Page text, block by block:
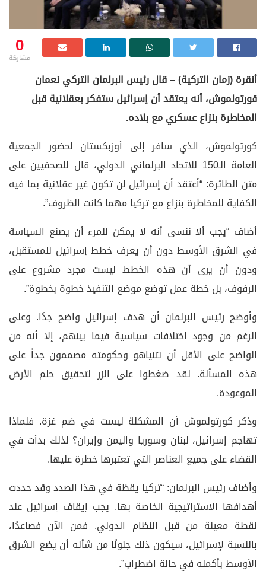
0
مشاركة
أنقرة (زمان التركية) – قال رئيس البرلمان التركي نعمان
قورتولموش، أنه يعتقد أن إسرائيل ستفكر بعقلانية قبل
المخاطرة بنزاع عسكري مع بلاده.
كورتولموش، الذي سافر إلى أوزبكستان لحضور الجمعية
العامة الـ150 للاتحاد البرلماني الدولي، قال للصحفيين على
متن الطائرة: “أعتقد أن إسرائيل لن تكون غير عقلانية بما فيه
الكفاية للمخاطرة بنزاع مع تركيا مهما كانت الظروف”.
أضاف “يجب ألا ننسى أنه لا يمكن للمرء أن يصنع السياسة
في الشرق الأوسط دون أن يعرف خطط إسرائيل للمستقبل،
ودون أن يرى أن هذه الخطط ليست مجرد مشروع على
الرفوف، بل خطة عمل توضع موضع التنفيذ خطوة بخطوة”.
وأوضح رئيس البرلمان أن هدف إسرائيل واضح جدًا. وعلى
الرغم من وجود اختلافات سياسية فيما بينهم، إلا أنه من
الواضح على الأقل أن نتنياهو وحكومته مصممون جداً على
هذه المسألة. لقد ضغطوا على الزر لتحقيق حلم الأرض
الموعودة.
وذكر كورتولموش أن المشكلة ليست في ضم غزة. فلماذا
تهاجم إسرائيل، لبنان وسوريا واليمن وإيران؟ لذلك بدأت في
القضاء على جميع العناصر التي تعتبرها خطرة عليها.
وأضاف رئيس البرلمان: “تركيا يقظة في هذا الصدد وقد حددت
أهدافها الاستراتيجية الخاصة بها. يجب إيقاف إسرائيل عند
نقطة معينة من قبل النظام الدولي. فمن الآن فصاعدًا،
بالنسبة لإسرائيل، سيكون ذلك جنونًا من شأنه أن يضع الشرق
الأوسط بأكمله في حالة اضطراب”.